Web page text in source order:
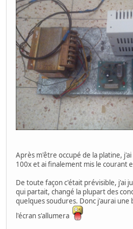
Après m'être occupé de la platine,
100x et ai finalement mis le courant
De toute façon c'était prévisible, j'ai
qui partait, changé la plupart des
quelques soudures. Donc j'aurai une
l'écran s'allumera